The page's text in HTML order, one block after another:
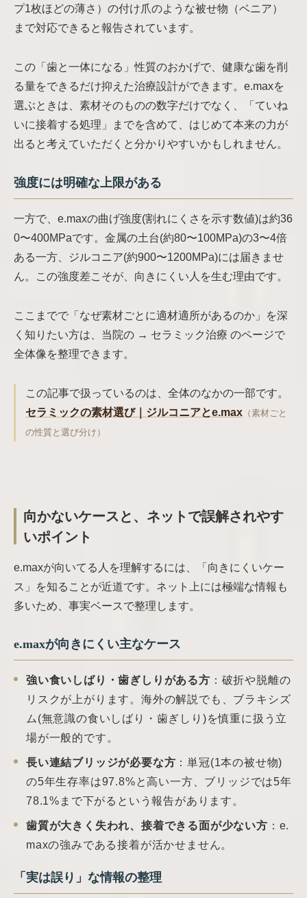
プ1枚ほどの薄さ）の付け爪のような被せ物（ベニア）
まで対応できると報告されています。
この「歯と一体になる」性質のおかげで、健康な歯を削
る量をできるだけ抑えた治療設計ができます。e.maxを
選ぶときは、素材そのものの数字だけでなく、「ていね
いに接着する処理」までを含めて、はじめて本来の力が
出ると考えていただくと分かりやすいかもしれません。
強度には明確な上限がある
一方で、e.maxの曲げ強度(割れにくさを示す数値)は約36
0〜400MPaです。金属の土台(約80〜100MPa)の3〜4倍
ある一方、ジルコニア(約900〜1200MPa)には届きませ
ん。この強度差こそが、向きにくい人を生む理由です。
ここまでで「なぜ素材ごとに適材適所があるのか」を深
く知りたい方は、当院の → セラミック治療 のページで
全体像を整理できます。
この記事で扱っているのは、全体のなかの一部です。
セラミックの素材選び｜ジルコニアとe.max （素材ごと
の性質と選び分け）
向かないケースと、ネットで誤解されやす
いポイント
e.maxが向いてる人を理解するには、「向きにくいケー
ス」を知ることが近道です。ネット上には極端な情報も
多いため、事実ベースで整理します。
e.maxが向きにくい主なケース
強い食いしばり・歯ぎしりがある方 ：破折や脱離の
リスクが上がります。海外の解説でも、ブラキシズ
ム(無意識の食いしばり・歯ぎしり)を慎重に扱う立
場が一般的です。
長い連結ブリッジが必要な方 ：単冠(1本の被せ物)
の5年生存率は97.8%と高い一方、ブリッジでは5年
78.1%まで下がるという報告があります。
歯質が大きく失われ、接着できる面が少ない方 ：e.
maxの強みである接着が活かせません。
「実は誤り」な情報の整理